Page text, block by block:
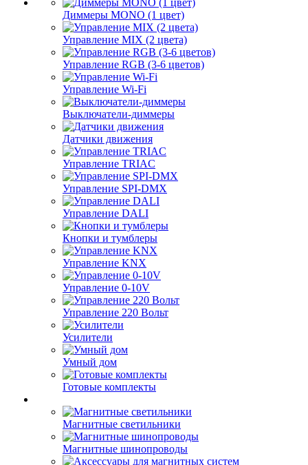
Диммеры MONO (1 цвет)
Управление MIX (2 цвета)
Управление RGB (3-6 цветов)
Управление Wi-Fi
Выключатели-диммеры
Датчики движения
Управление TRIAC
Управление SPI-DMX
Управление DALI
Кнопки и тумблеры
Управление KNX
Управление 0-10V
Управление 220 Вольт
Усилители
Умный дом
Готовые комплекты
Магнитные светильники
Магнитные шинопроводы